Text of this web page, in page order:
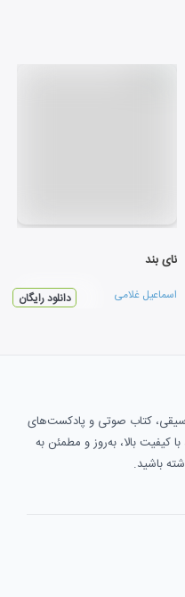
نای بند
اسماعیل غلامی دانلود رایگان
کتاب صوتی و پادکست‌های
کیفیت بالا، به‌روز و مطمئن به
باشید.